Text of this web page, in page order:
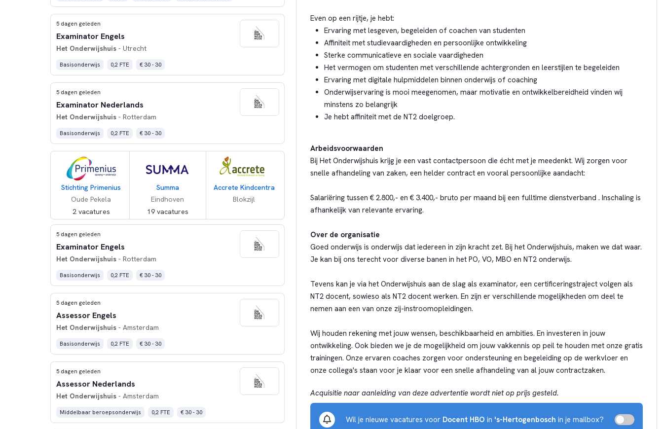
5 dagen geleden
Examinator Engels
Het Onderwijshuis- Utrecht
Basisonderwijs 0,2 FTE € 30 - 30
5 dagen geleden
Examinator Nederlands
Het Onderwijshuis- Rotterdam
Basisonderwijs 0,2 FTE € 30 - 30
Stichting Primenius
Oude Pekela
2 vacatures
Summa
Eindhoven
19 vacatures
Accrete Kindcentra
Blokzijl
5 dagen geleden
Examinator Engels
Het Onderwijshuis- Rotterdam
Basisonderwijs 0,2 FTE € 30 - 30
5 dagen geleden
Assessor Engels
Het Onderwijshuis- Amsterdam
Basisonderwijs 0,2 FTE € 30 - 30
5 dagen geleden
Assessor Nederlands
Het Onderwijshuis- Amsterdam
Middelbaar beroepsonderwijs 0,2 FTE € 30 - 30
Even op een rijtje, je hebt:
Ervaring met lesgeven, begeleiden of coachen van studenten
Affiniteit met studievaardigheden en persoonlijke ontwikkeling
Sterke communicatieve en sociale vaardigheden
Het vermogen om studenten met verschillende achtergronden en leerstijlen te begeleiden
Ervaring met digitale hulpmiddelen binnen onderwijs of coaching
Onderwijservaring is mooi meegenomen, maar motivatie en ontwikkelbereidheid vinden wij
minstens zo belangrijk
Je hebt affiniteit met de NT2 doelgroep.
Arbeidsvoorwaarden
Bij Het Onderwijshuis krijg je een vast contactpersoon die écht met je meedenkt. Wij zorgen voor
snelle afhandeling van zaken, een helder contract en vooral persoonlijke aandacht:
Salariëring tussen € 2.800,- en € 3.400,- bruto per maand bij een fulltime dienstverband . Inschaling is
afhankelijk van relevante ervaring.
Over de organisatie
Goed onderwijs is onderwijs dat iedereen in zijn kracht zet. Bij het Onderwijshuis, maken we dat waar.
Je kan bij ons terecht voor diverse banen in het PO, VO, MBO en NT2 onderwijs.
Tevens kan je via het Onderwijshuis aan de slag als examinator, een certificeringstraject volgen als
NT2 docent, sowieso als NT2 docent werken. En zijn er verschillende mogelijkheden om deel te
nemen aan een van onze zij-instroomopleidingen.
Wij houden rekening met jouw wensen, beschikbaarheid en ambities. En investeren in jouw
ontwikkeling. Ook bieden we je de mogelijkheid om jouw vakkennis op peil te houden met onze gratis
trainingen. Onze ervaren coaches zorgen voor ondersteuning en begeleiding op de werkvloer en
onze collega's staan voor je klaar voor een snelle afhandeling van al jouw contractzaken.
Acquisitie naar aanleiding van deze advertentie wordt niet op prijs gesteld.
Wil je nieuwe vacatures voor Docent HBO in 's-Hertogenbosch in je mailbox?